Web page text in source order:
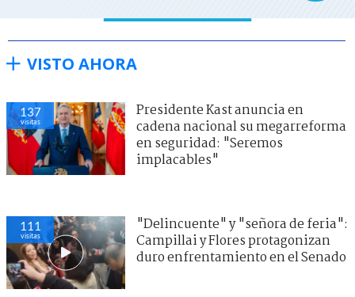
VISTO AHORA
137
visitas
Presidente Kast anuncia en
cadena nacional su megarreforma
en seguridad: "Seremos
implacables"
111
visitas
"Delincuente" y "señora de feria":
Campillai y Flores protagonizan
duro enfrentamiento en el Senado